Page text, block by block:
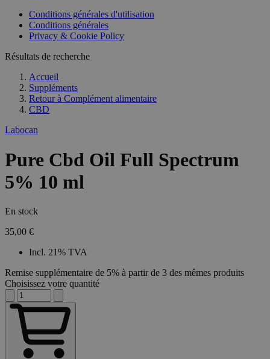
Conditions générales d'utilisation
Conditions générales
Privacy & Cookie Policy
Résultats de recherche
Accueil
Suppléments
Retour à Complément alimentaire
CBD
Labocan
Pure Cbd Oil Full Spectrum
5% 10 ml
En stock
35,00 €
Incl. 21% TVA
Remise supplémentaire de 5% à partir de 3 des mêmes produits
Choisissez votre quantité